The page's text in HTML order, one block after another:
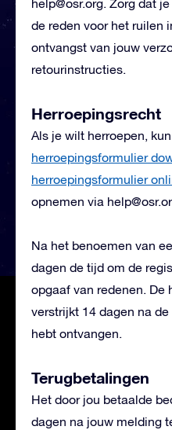
help@osr.org. Zorg dat
de reden voor het ruilen
ontvangst van jouw
retourinstructies.
Herroepingsrecht
Als je wilt herroepen,
herroepingsformulier
herroepingsformulier
opnemen via
Na het benoemen van
dagen de tijd om de
opgaaf van redenen. De
verstrijkt 14 dagen na
hebt ontvangen.
Terugbetalingen
Het door jou betaalde
dagen na jouw melding